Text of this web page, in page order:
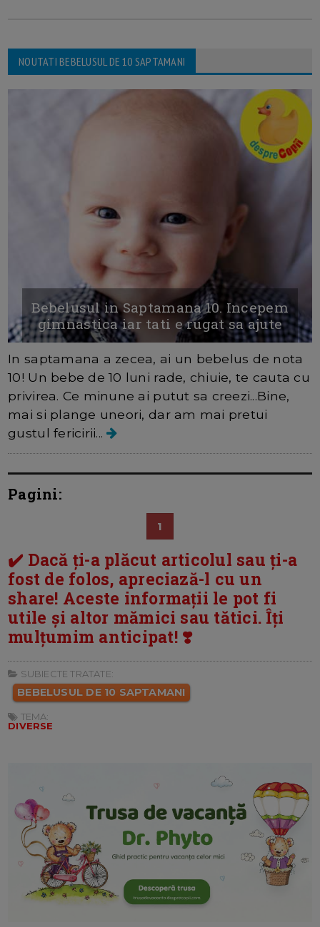
NOUTATI BEBELUSUL DE 10 SAPTAMANI
Bebelusul in Saptamana 10. Incepem
gimnastica iar tati e rugat sa ajute
In saptamana a zecea, ai un bebelus de nota
10! Un bebe de 10 luni rade, chiuie, te cauta cu
privirea. Ce minune ai putut sa creezi...Bine,
mai si plange uneori, dar am mai pretui
gustul fericirii...
Pagini:
1
✔️ Dacă ți-a plăcut articolul sau ți-a
fost de folos, apreciază-l cu un
share! Aceste informații le pot fi
utile și altor mămici sau tătici. Îți
mulțumim anticipat! ❣️
SUBIECTE TRATATE:
BEBELUSUL DE 10 SAPTAMANI
TEMA:
DIVERSE